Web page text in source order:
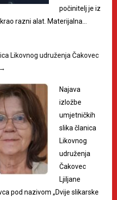
počinitelj je iz
razni alat. Materijalna…
Likovnog udruženja Čakovec
→
Najava
izložbe
umjetničkih
slika članica
Likovnog
udruženja
Čakovec
Ljiljane
pod nazivom „Dvije slikarske